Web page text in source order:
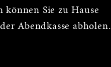
Sie zu Hause
Abendkasse abholen.